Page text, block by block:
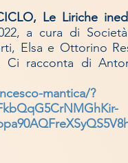
Le Liriche
a cura di
Elsa e Ottorino
Ci racconta di
mantica/?